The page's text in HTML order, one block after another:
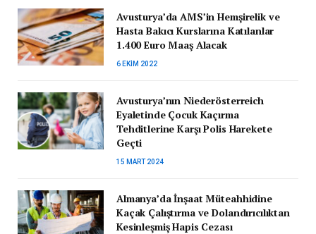
Avusturya’da AMS’in Hemşirelik ve
Hasta Bakıcı Kurslarına Katılanlar
1.400 Euro Maaş Alacak
6 EKIM 2022
Avusturya’nın Niederösterreich
Eyaletinde Çocuk Kaçırma
Tehditlerine Karşı Polis Harekete
Geçti
15 MART 2024
Almanya’da İnşaat Müteahhidine
Kaçak Çalıştırma ve Dolandırıcılıktan
Kesinleşmiş Hapis Cezası